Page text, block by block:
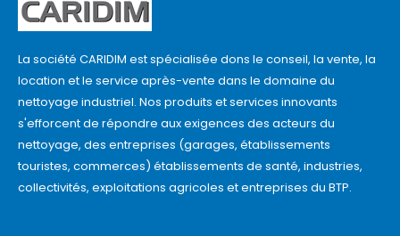
La société CARIDIM est spécialisée dons le conseil, la vente, la
location et le service après-vente dans le domaine du
nettoyage industriel. Nos produits et services innovants
s'efforcent de répondre aux exigences des acteurs du
nettoyage, des entreprises (garages, établissements
touristes, commerces) établissements de santé, industries,
collectivités, exploitations agricoles et entreprises du BTP.